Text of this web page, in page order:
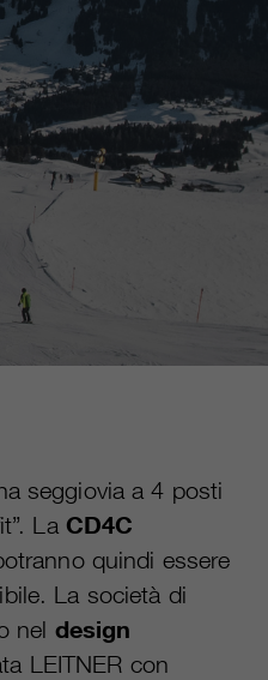
seggiovia a 4 posti
La CD4C
quindi essere
La società di
nel design
LEITNER con